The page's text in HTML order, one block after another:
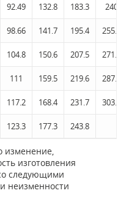
92.49 132.8 183.3 240
98.66 141.7 195.4 255.8
104.8 150.6 207.5 271.6
111 159.5 219.6 287.4
117.2 168.4 231.7 303.2
123.3 177.3 243.8
изменение,
изготовления
следующими
неизменности